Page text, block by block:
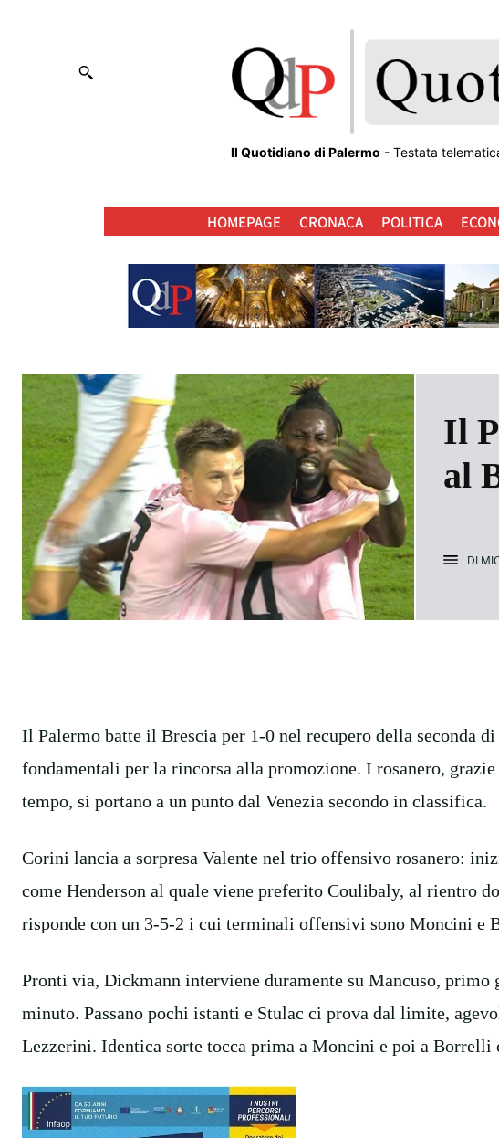
Il Quotidiano di Palermo - Testata
HOMEPAGE CRONACA POLITICA
Il
al
DI
Il Palermo batte il Brescia per 1-0 nel recupero della seconda
fondamentali per la rincorsa alla promozione. I rosanero,
tempo, si portano a un punto dal Venezia secondo in classifica.
Corini lancia a sorpresa Valente nel trio offensivo rosanero:
come Henderson al quale viene preferito Coulibaly, al rientro
risponde con un 3-5-2 i cui terminali offensivi sono Moncini e
Pronti via, Dickmann interviene duramente su Mancuso, primo
minuto. Passano pochi istanti e Stulac ci prova dal limite,
Lezzerini. Identica sorte tocca prima a Moncini e poi a Borrelli